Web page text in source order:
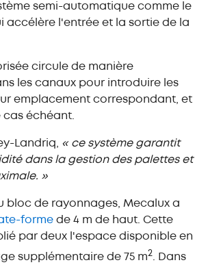
semi-automatique comme le
accélère l'entrée et la sortie de la
circule de manière
les canaux pour introduire les
emplacement correspondant, et
cas échéant.
Landriq, « ce système garantit
dans la gestion des palettes et
»
bloc de rayonnages, Mecalux a
forme de 4 m de haut. Cette
par deux l'espace disponible en
supplémentaire de 75 m2. Dans